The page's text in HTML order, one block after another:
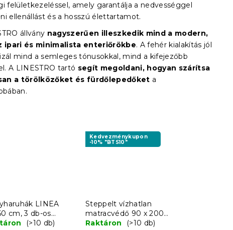
felületkezeléssel, amely garantálja a nedvességgel
ellenállást és a hosszú élettartamot.
állvány nagyszerűen illeszkedik mind a modern,
ipari és minimalista enteriőrökbe. A fehér kialakítás jól
mind a semleges tónusokkal, mind a kifejezőbb
A LINESTRO tartó segít megoldani, hogyan szárítsa
a törölközőket és fürdőlepedőket a
LINEA
cm, 3 db-os
- több(>10 db)
Kedvezménykupon
-10% "BTS10"
Steppelt vízhatlan
matracvédő 90 x 200
cm
Raktáron (>10 db)